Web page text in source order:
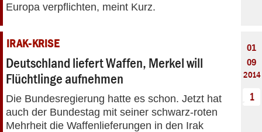
Europa verpflichten, meint Kurz.
IRAK-KRISE
Deutschland liefert Waffen, Merkel will
Flüchtlinge aufnehmen
Die Bundesregierung hatte es schon. Jetzt hat
auch der Bundestag mit seiner schwarz-roten
Mehrheit die Waffenlieferungen in den Irak
01
09
2014
1